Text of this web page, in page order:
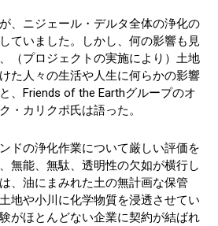
、ニジェール・デルタ全体の浄化の
ていました。しかし、何の影響も見
（プロジェクトの実施により）土地
た人々の生活や人生に何らかの影響
、Friends of the Earthグループのオ
・カリクポ氏は語った。
ドの浄化作業について厳しい評価を
無能、無駄、透明性の欠如が横行し
、油にまみれた土の無計画な保管
地や小川に化学物質を浸透させてい
がほとんどない企業に契約が結ばれ